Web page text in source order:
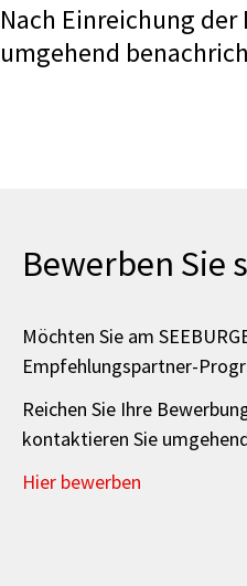
Nach Einreichung der
umgehend
Bewerben Sie
Möchten Sie am
Empfehlungspartner-
Reichen Sie Ihre
kontaktieren Sie
Hier bewerben